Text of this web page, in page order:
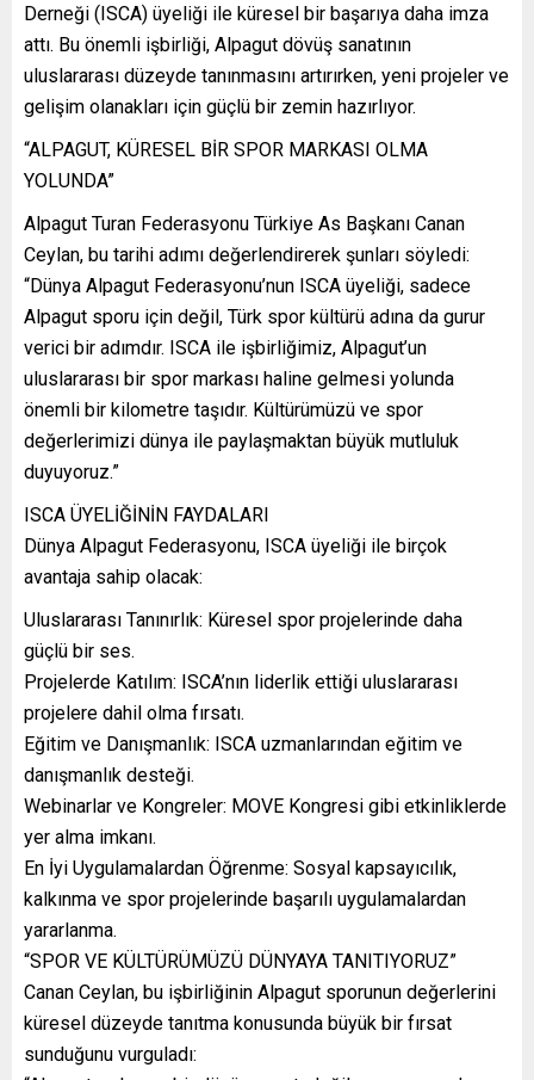
Derneği (ISCA) üyeliği ile küresel bir başarıya daha imza
attı. Bu önemli işbirliği, Alpagut dövüş sanatının
uluslararası düzeyde tanınmasını artırırken, yeni projeler ve
gelişim olanakları için güçlü bir zemin hazırlıyor.
“ALPAGUT, KÜRESEL BİR SPOR MARKASI OLMA
YOLUNDA”
Alpagut Turan Federasyonu Türkiye As Başkanı Canan
Ceylan, bu tarihi adımı değerlendirerek şunları söyledi:
“Dünya Alpagut Federasyonu’nun ISCA üyeliği, sadece
Alpagut sporu için değil, Türk spor kültürü adına da gurur
verici bir adımdır. ISCA ile işbirliğimiz, Alpagut’un
uluslararası bir spor markası haline gelmesi yolunda
önemli bir kilometre taşıdır. Kültürümüzü ve spor
değerlerimizi dünya ile paylaşmaktan büyük mutluluk
duyuyoruz.”
ISCA ÜYELİĞİNİN FAYDALARI
Dünya Alpagut Federasyonu, ISCA üyeliği ile birçok
avantaja sahip olacak:
Uluslararası Tanınırlık: Küresel spor projelerinde daha
güçlü bir ses.
Projelerde Katılım: ISCA’nın liderlik ettiği uluslararası
projelere dahil olma fırsatı.
Eğitim ve Danışmanlık: ISCA uzmanlarından eğitim ve
danışmanlık desteği.
Webinarlar ve Kongreler: MOVE Kongresi gibi etkinliklerde
yer alma imkanı.
En İyi Uygulamalardan Öğrenme: Sosyal kapsayıcılık,
kalkınma ve spor projelerinde başarılı uygulamalardan
yararlanma.
“SPOR VE KÜLTÜRÜMÜZÜ DÜNYAYA TANITIYORUZ”
Canan Ceylan, bu işbirliğinin Alpagut sporunun değerlerini
küresel düzeyde tanıtma konusunda büyük bir fırsat
sunduğunu vurguladı: